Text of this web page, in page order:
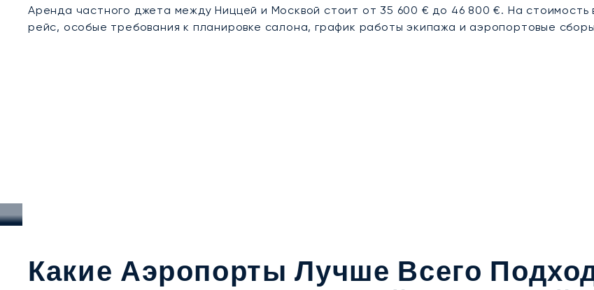
Аренда частного джета между Ниццей и Москвой стоит от 35 600 € до 46 800 €. На стоимость
рейс, особые требования к планировке салона, график работы экипажа и аэропортовые
Какие Аэропорты Лучше Всего